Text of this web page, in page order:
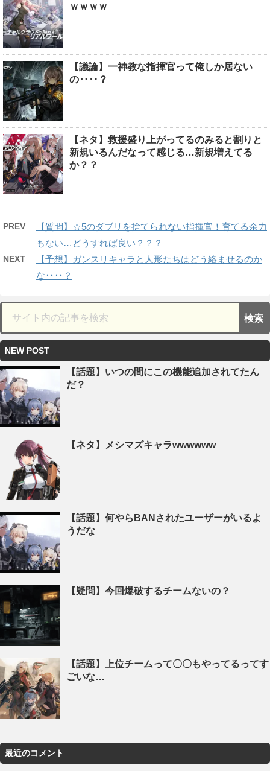
ｗｗｗｗ
【議論】一神教な指揮官って俺しか居ない
の‥‥？
【ネタ】救援盛り上がってるのみると割りと
新規いるんだなって感じる…新規増えてる
か？？
PREV
【質問】☆5のダブリを捨てられない指揮官！育てる余力
もない…どうすれば良い？？？
NEXT
【予想】ガンスリキャラと人形たちはどう絡ませるのか
な‥‥？
NEW POST
【話題】いつの間にこの機能追加されてたん
だ？
【ネタ】メシマズキャラwwwwww
【話題】何やらBANされたユーザーがいるよ
うだな
【疑問】今回爆破するチームないの？
【話題】上位チームって〇〇もやってるってす
ごいな…
最近のコメント